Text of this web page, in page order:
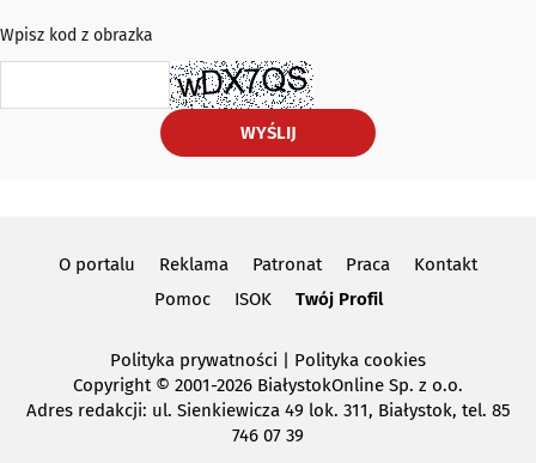
Wpisz kod z obrazka
WYŚLIJ
O portalu Reklama Patronat Praca
Kontakt
Pomoc
ISOK Twój Profil
Polityka prywatności | Polityka cookies
Copyright© 2001-2026 BiałystokOnline Sp. z o.o.
Adres redakcji: ul. Sienkiewicza 49 lok. 311, Białystok, tel. 85
746 07 39